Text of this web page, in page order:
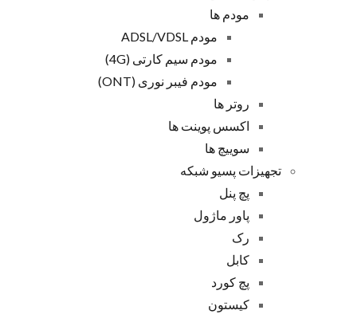
مودم ها
مودم ADSL/VDSL
مودم سیم کارتی (4G)
مودم فیبر نوری (ONT)
روتر ها
اکسس پوینت ها
سوییچ ها
تجهیزات پسیو شبکه
پچ پنل
پاور ماژول
رک
کابل
پچ کورد
کیستون